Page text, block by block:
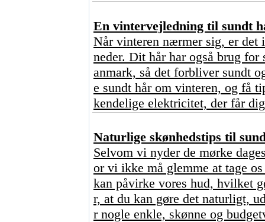
En vintervejledning til sundt
Når vinteren nærmer sig, er det
neder. Dit hår har også brug
anmark, så det forbliver sundt
e sundt hår om vinteren, og få
kendelige elektricitet, der får
Naturlige skønhedstips til
Selvom vi nyder de mørke
or vi ikke må glemme at tage
kan påvirke vores hud, hvilket
r, at du kan gøre det naturligt,
r nogle enkle, skønne og